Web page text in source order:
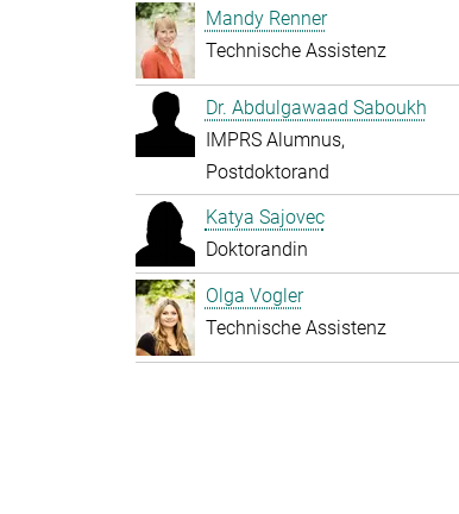
Mandy Renner
Technische Assistenz
Dr. Abdulgawaad Saboukh
IMPRS Alumnus,
Postdoktorand
Katya Sajovec
Doktorandin
Olga Vogler
Technische Assistenz